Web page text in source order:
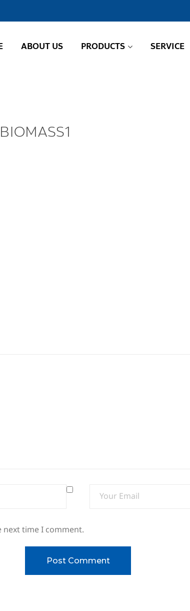
ABOUT US PRODUCTS SERVICE
next time I comment.